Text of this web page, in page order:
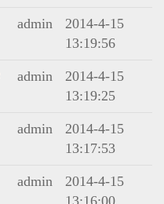
admin
2014-4-15
13:19:56
admin
2014-4-15
13:19:25
admin
2014-4-15
13:17:53
admin
2014-4-15